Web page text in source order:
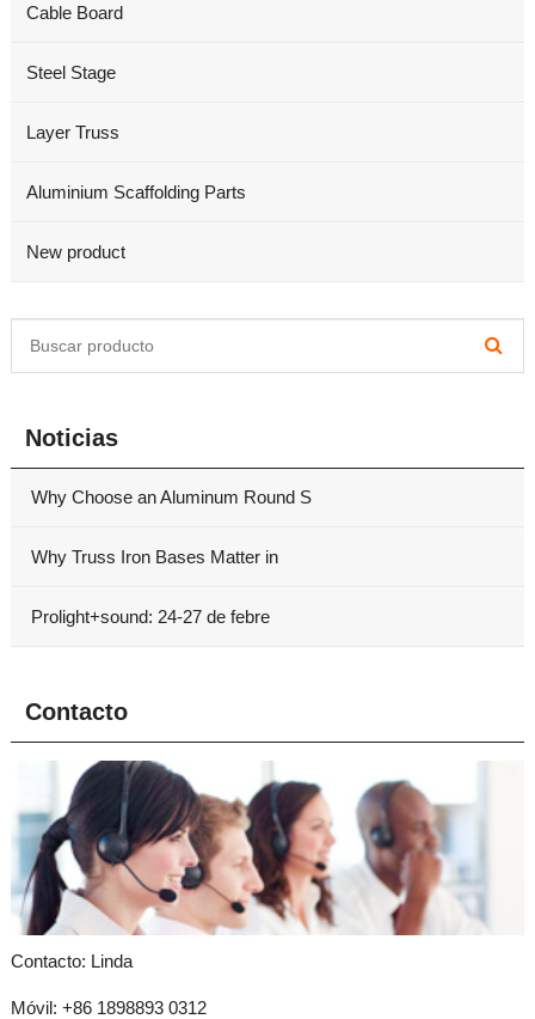
Cable Board
Steel Stage
Layer Truss
Aluminium Scaffolding Parts
New product
Noticias
Why Choose an Aluminum Round S
Why Truss Iron Bases Matter in
Prolight+sound: 24-27 de febre
Contacto
Contacto: Linda
Móvil: +86 1898893 0312